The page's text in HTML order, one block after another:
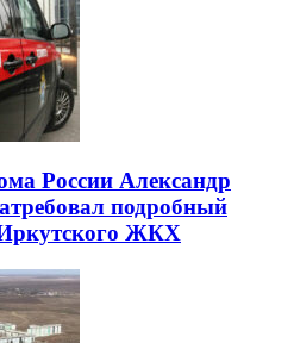
России Александр
подробный
Иркутского ЖКХ